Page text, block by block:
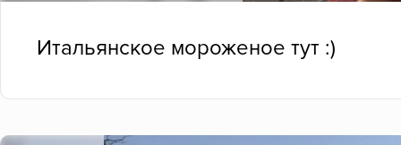
Итальянское мороженое тут :)